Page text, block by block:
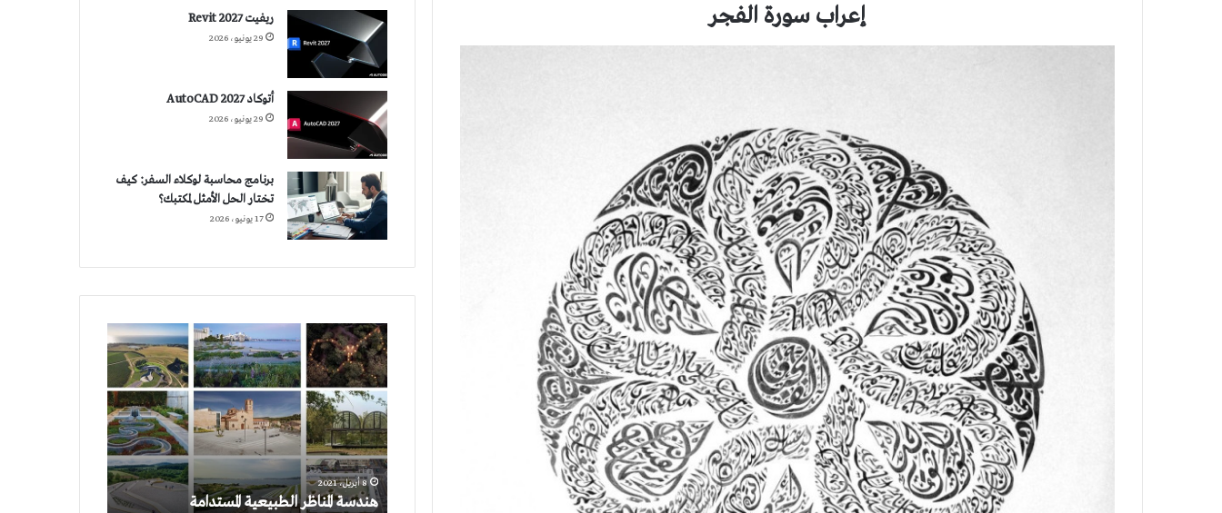
إعراب سورة الفجر ريفيت 2027 Revit
29 يونيو، 2026
أتوكاد 2027 AutoCAD
29 يونيو، 2026
برنامج محاسبة لوكلاء السفر: كيف
تختار الحل الأمثل لمكتبك؟
17 يونيو، 2026
هندسة
المناظر
الطبيعية
المستدامة
8 أبريل، 2021
هندسة المناظر الطبيعية المستدامة